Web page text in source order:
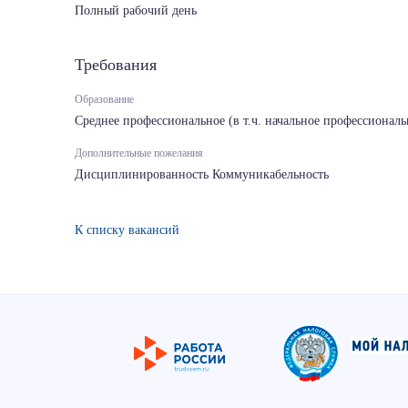
Полный рабочий день
Требования
Образование
Среднее профессиональное (в т.ч. начальное
Дополнительные пожелания
Дисциплинированность Коммуникабельность
К списку вакансий